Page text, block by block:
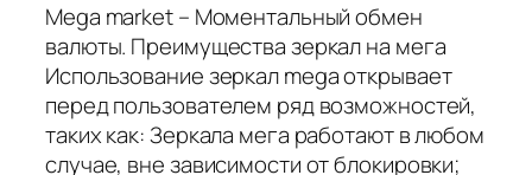
Mega market – Моментальный обмен
валюты. Преимущества зеркал на мега
Использование зеркал mega открывает
перед пользователем ряд возможностей,
таких как: Зеркала мега работают в любом
случае, вне зависимости от блокировки;